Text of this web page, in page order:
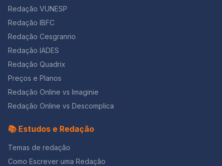
Redação VUNESP
Redação IBFC
Redação Cesgranrio
Redação IADES
Redação Quadrix
Preços e Planos
Redação Online vs Imaginie
Redação Online vs Descomplica
📚 Estudos e Redação
Temas de redação
Como Escrever uma Redação